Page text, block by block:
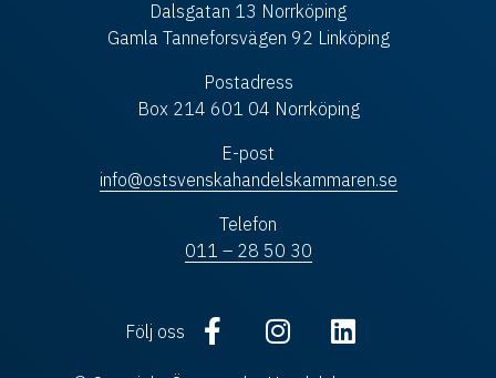
Dalsgatan 13 Norrköping
Gamla Tanneforsvägen 92 Linköping
Postadress
Box 214 601 04 Norrköping
E-post
info@ostsvenskahandelskammaren.se
Telefon
011 – 28 50 30
Följ oss